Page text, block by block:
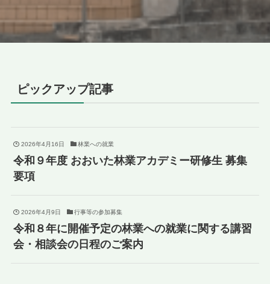
ピックアップ記事
2026年4月16日 林業への就業
令和９年度 おおいた林業アカデミー研修生 募集
要項
2026年4月9日 行事等の参加募集
令和８年に開催予定の林業への就業に関する講習
会・相談会の日程のご案内